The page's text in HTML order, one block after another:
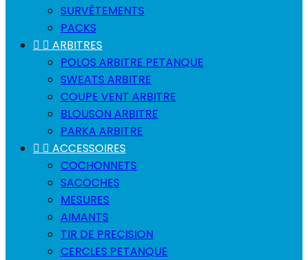
SURVÊTEMENTS
PACKS
  ARBITRES
POLOS ARBITRE PETANQUE
SWEATS ARBITRE
COUPE VENT ARBITRE
BLOUSON ARBITRE
PARKA ARBITRE
  ACCESSOIRES
COCHONNETS
SACOCHES
MESURES
AIMANTS
TIR DE PRECISION
CERCLES PETANQUE